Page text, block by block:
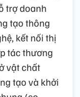
trợ doanh
tạo thông
kết nối thị
tác thương
vật chất
tạo và khởi